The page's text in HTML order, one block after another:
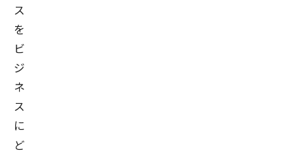
ス
を
ビ
ジ
ネ
ス
に
ど